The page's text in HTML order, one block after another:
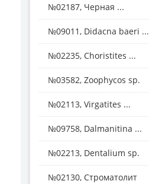
№02187, Черная ...
№09011, Didacna baeri ...
№02235, Choristites ...
№03582, Zoophycos sp.
№02113, Virgatites ...
№09758, Dalmanitina ...
№02213, Dentalium sp.
№02130, Строматолит